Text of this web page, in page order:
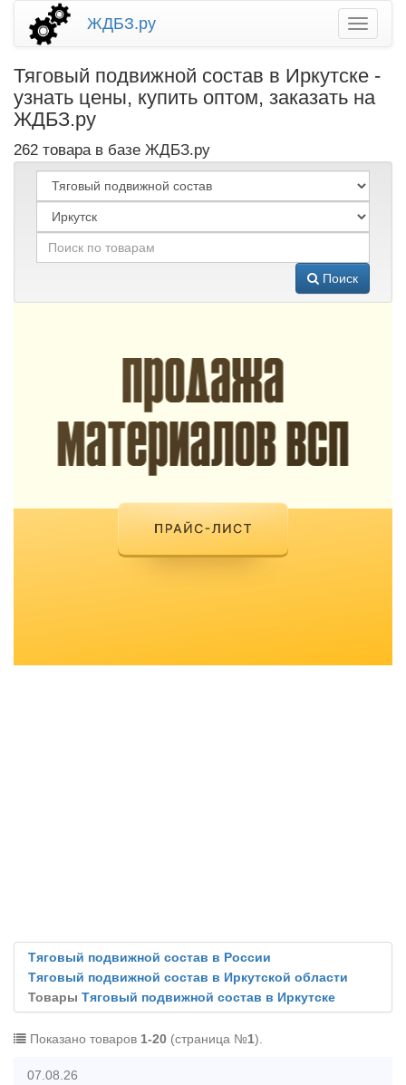
ЖДБЗ.ру
Тяговый подвижной состав в Иркутске -
узнать цены, купить оптом, заказать на
ЖДБЗ.ру
262 товара в базе ЖДБЗ.ру
Поиск
Тяговый подвижной состав в России
Тяговый подвижной состав в Иркутской области
Товары Тяговый подвижной состав в Иркутске
Показано товаров 1-20 (страница №1).
07.08.26